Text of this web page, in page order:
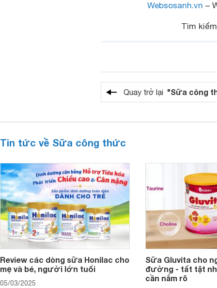
Websosanh.vn –
Tìm
Quay trở lại "Sữa công
Tin tức về Sữa công thức
Review các dòng sữa Honilac cho
mẹ và bé, người lớn tuổi
05/03/2025
Sữa Gluvita cho
đường - tất tật
cần nắm rõ